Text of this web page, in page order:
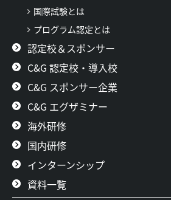
国際試験とは
プログラム認定とは
認定校＆スポンサー
C&G 認定校・導入校
C&G スポンサー企業
C&G エグザミナー
海外研修
国内研修
インターンシップ
資料一覧